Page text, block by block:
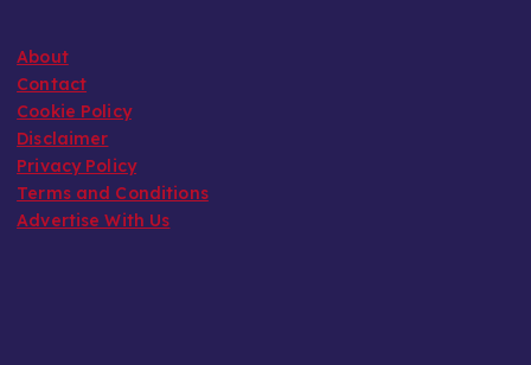
About
Contact
Cookie Policy
Disclaimer
Privacy Policy
Terms and Conditions
Advertise With Us